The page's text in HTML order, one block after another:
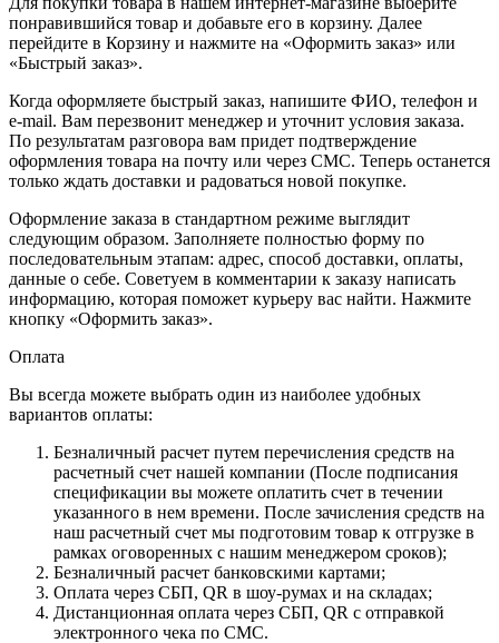
понравившийся товар и добавьте его в корзину. Далее
перейдите в Корзину и нажмите на «Оформить заказ» или
«Быстрый заказ».
Когда оформляете быстрый заказ, напишите ФИО, телефон и
e-mail. Вам перезвонит менеджер и уточнит условия заказа.
По результатам разговора вам придет подтверждение
оформления товара на почту или через СМС. Теперь останется
только ждать доставки и радоваться новой покупке.
Оформление заказа в стандартном режиме выглядит
следующим образом. Заполняете полностью форму по
последовательным этапам: адрес, способ доставки, оплаты,
данные о себе. Советуем в комментарии к заказу написать
информацию, которая поможет курьеру вас найти. Нажмите
кнопку «Оформить заказ».
Оплата
Вы всегда можете выбрать один из наиболее удобных
вариантов оплаты:
Безналичный расчет путем перечисления средств на
расчетный счет нашей компании (После подписания
спецификации вы можете оплатить счет в течении
указанного в нем времени. После зачисления средств на
наш расчетный счет мы подготовим товар к отгрузке в
рамках оговоренных с нашим менеджером сроков);
Безналичный расчет банковскими картами;
Оплата через СБП, QR в шоу-румах и на складах;
Дистанционная оплата через СБП, QR с отправкой
электронного чека по СМС.